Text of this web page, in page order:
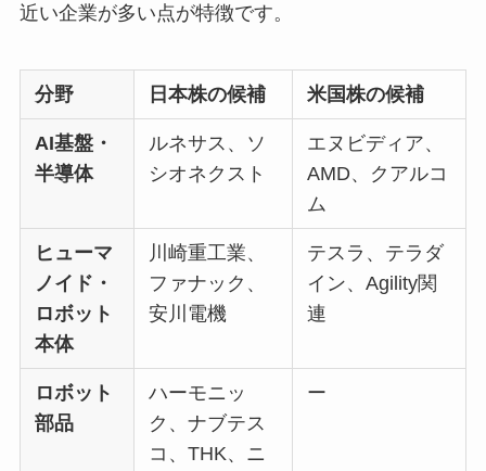
近い企業が多い点が特徴です。
分野 日本株の候補 米国株の候補
AI基盤・
半導体
ルネサス、ソ
シオネクスト
エヌビディア、
AMD、クアルコ
ム
ヒューマ
ノイド・
ロボット
本体
川崎重工業、
ファナック、
安川電機
テスラ、テラダ
イン、Agility関
連
ロボット
部品
ハーモニッ
ク、ナブテス
コ、THK、ニ
ー